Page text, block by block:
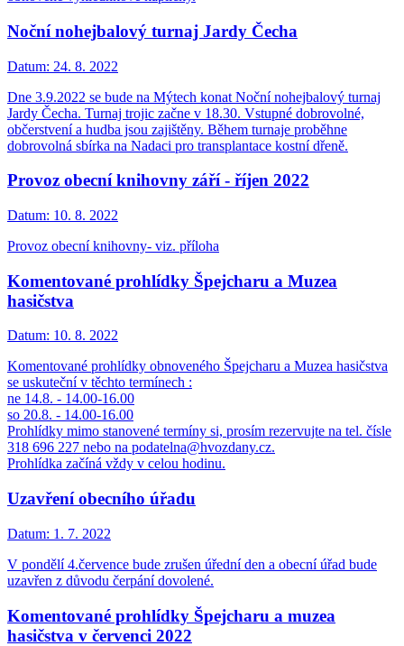
Noční nohejbalový turnaj Jardy Čecha
Datum: 24. 8. 2022
Dne 3.9.2022 se bude na Mýtech konat Noční nohejbalový turnaj
Jardy Čecha. Turnaj trojic začne v 18.30. Vstupné dobrovolné,
občerstvení a hudba jsou zajištěny. Během turnaje proběhne
dobrovolná sbírka na Nadaci pro transplantace kostní dřeně.
Provoz obecní knihovny září - říjen 2022
Datum: 10. 8. 2022
Provoz obecní knihovny- viz. příloha
Komentované prohlídky Špejcharu a Muzea
hasičstva
Datum: 10. 8. 2022
Komentované prohlídky obnoveného Špejcharu a Muzea hasičstva
se uskuteční v těchto termínech :
ne 14.8. - 14.00-16.00
so 20.8. - 14.00-16.00
Prohlídky mimo stanovené termíny si, prosím rezervujte na tel. čísle
318 696 227 nebo na podatelna@hvozdany.cz.
Prohlídka začíná vždy v celou hodinu.
Uzavření obecního úřadu
Datum: 1. 7. 2022
V pondělí 4.července bude zrušen úřední den a obecní úřad bude
uzavřen z důvodu čerpání dovolené.
Komentované prohlídky Špejcharu a muzea
hasičstva v červenci 2022